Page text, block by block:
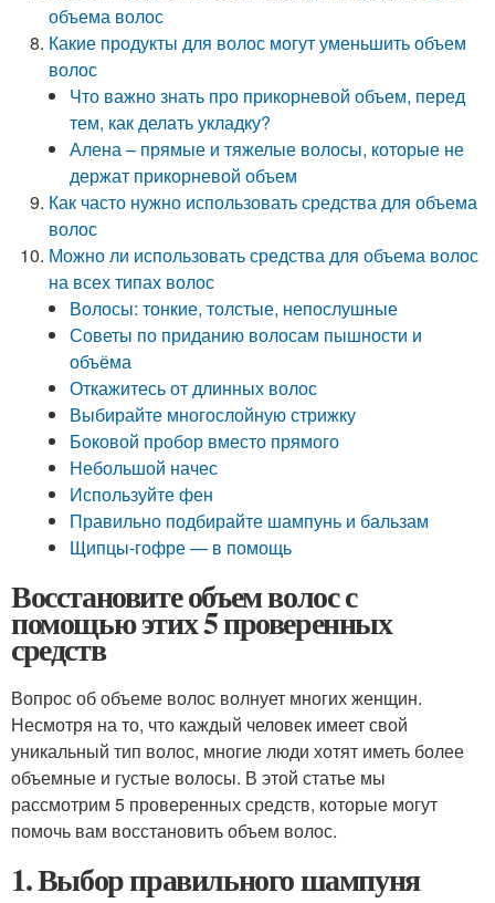
объема волос
Какие продукты для волос могут уменьшить объем
волос
Что важно знать про прикорневой объем, перед
тем, как делать укладку?
Алена – прямые и тяжелые волосы, которые не
держат прикорневой объем
Как часто нужно использовать средства для объема
волос
Можно ли использовать средства для объема волос
на всех типах волос
Волосы: тонкие, толстые, непослушные
Советы по приданию волосам пышности и
объёма
Откажитесь от длинных волос
Выбирайте многослойную стрижку
Боковой пробор вместо прямого
Небольшой начес
Используйте фен
Правильно подбирайте шампунь и бальзам
Щипцы-гофре — в помощь
Восстановите объем волос с
помощью этих 5 проверенных
средств
Вопрос об объеме волос волнует многих женщин.
Несмотря на то, что каждый человек имеет свой
уникальный тип волос, многие люди хотят иметь более
объемные и густые волосы. В этой статье мы
рассмотрим 5 проверенных средств, которые могут
помочь вам восстановить объем волос.
1. Выбор правильного шампуня